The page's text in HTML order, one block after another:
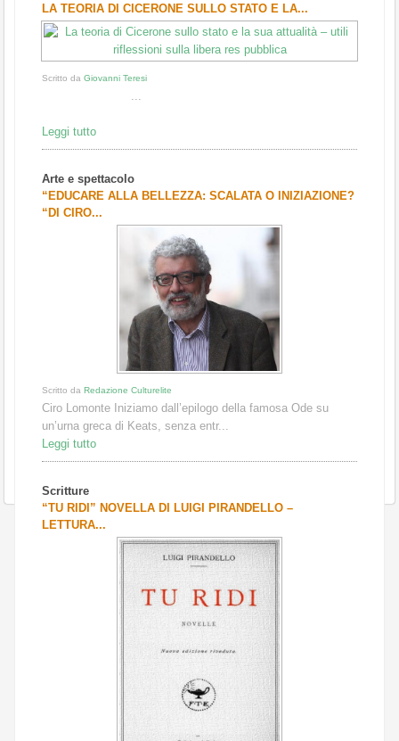
LA TEORIA DI CICERONE SULLO STATO E LA...
Scritto da Giovanni Teresi
...
Leggi tutto
Arte e spettacolo
“EDUCARE ALLA BELLEZZA: SCALATA O INIZIAZIONE?
“DI CIRO...
Scritto da Redazione Culturelite
Ciro Lomonte Iniziamo dall’epilogo della famosa Ode su
un’urna greca di Keats, senza entr...
Leggi tutto
Scritture
“TU RIDI” NOVELLA DI LUIGI PIRANDELLO –
LETTURA...